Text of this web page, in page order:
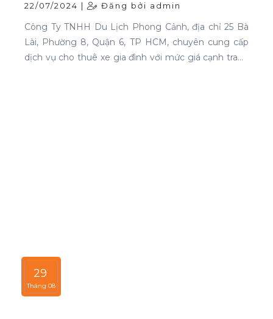
22/07/2024 | Đăng bởi admin
Công Ty TNHH Du Lịch Phong Cảnh, địa chỉ 25 Bà
Lài, Phường 8, Quận 6, TP HCM, chuyên cung cấp
dịch vụ cho thuê xe gia đình với mức giá cạnh tranh
29
Tháng 08